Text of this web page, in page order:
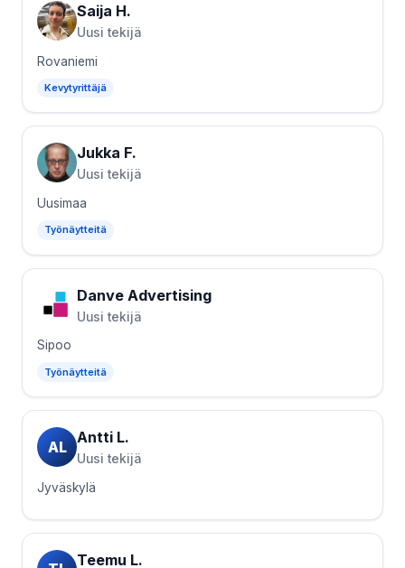
Saija H.
Uusi tekijä
Rovaniemi
Kevytyrittäjä
Jukka F.
Uusi tekijä
Uusimaa
Työnäytteitä
Danve Advertising
Uusi tekijä
Sipoo
Työnäytteitä
AL
Antti L.
Uusi tekijä
Jyväskylä
Teemu L.